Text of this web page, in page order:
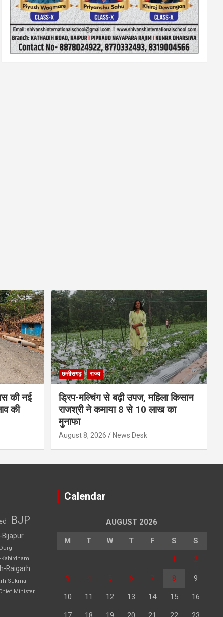
की नई
की
छत्तीसगढ़ राज्य
ड्रिप-मल्चिंग से बढ़ी उपज, महिला किसान
राजश्री ने कमाया 8 से 10 लाख का
मुनाफा
August 8, 2026 News Desk
BJP
Raigarh
Sukma
Minister
Calendar
AUGUST 2026
M T W T F S S
1 2
3 4 5 6 7 8 9
10 11 12 13 14 15 16